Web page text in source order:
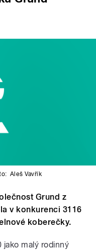
Aleš Vavřík
Grund z
v konkurenci 3116
koberečky.
jako malý rodinný